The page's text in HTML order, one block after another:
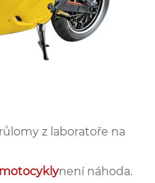
z laboratoře na
není náhoda.